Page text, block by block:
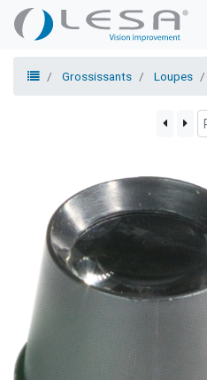
Grossissants Loupes